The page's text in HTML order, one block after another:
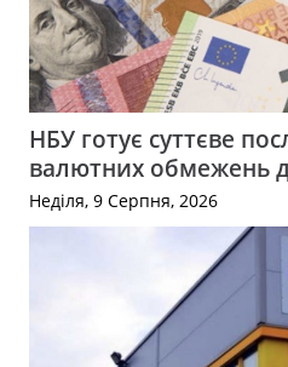
НБУ готує суттєве
валютних обмежень
Неділя, 9 Серпня, 2026